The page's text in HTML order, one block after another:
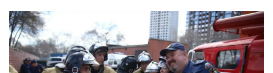
Изображение